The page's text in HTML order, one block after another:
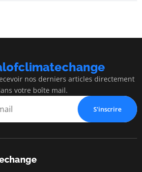
nos derniers articles directement
votre boîte mail.
S'inscrire